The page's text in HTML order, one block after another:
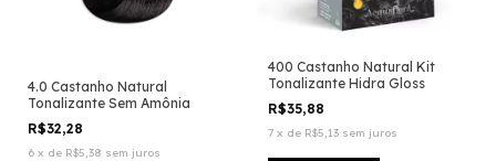
4.0 Castanho Natural
Tonalizante Sem Amônia
R$32,28
6 x de R$5,38 sem juros
400 Castanho Natural Kit
Tonalizante Hidra Gloss
R$35,88
7 x de R$5,13 sem juros